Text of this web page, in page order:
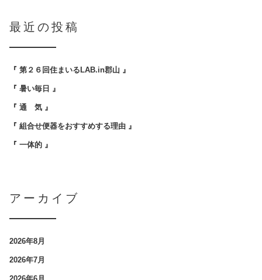
最近の投稿
『 第２６回住まいるLAB.in郡山 』
『 暑い毎日 』
『 通 気 』
『 組合せ便器をおすすめする理由 』
『 一体的 』
アーカイブ
2026年8月
2026年7月